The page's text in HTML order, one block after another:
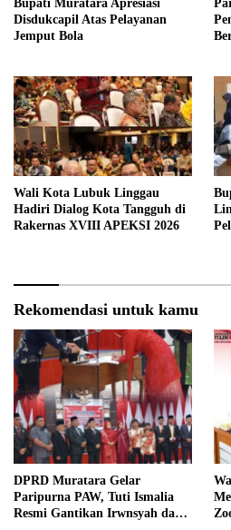
Bupati Muratara Apresiasi
Disdukcapil Atas Pelayanan
Jemput Bola
Wali Kota Lubuk Linggau
Hadiri Dialog Kota Tangguh di
Rakernas XVIII APEKSI 2026
Rekomendasi untuk kamu
DPRD Muratara Gelar
Paripurna PAW, Tuti Ismalia
Resmi Gantikan Irwnsyah dari